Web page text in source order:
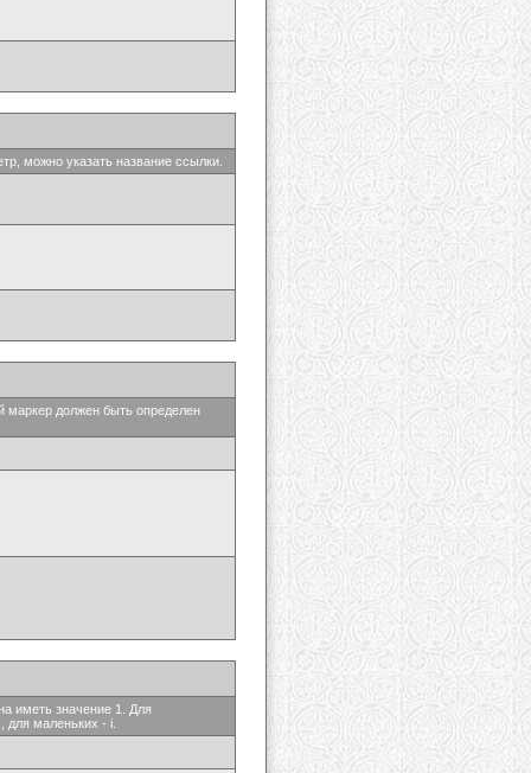
можно указать название ссылки.
маркер должен быть определен
иметь значение 1. Для
маленьких - i.